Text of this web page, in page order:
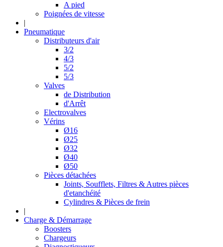
A pied
Poignées de vitesse
|
Pneumatique
Distributeurs d'air
3/2
4/3
5/2
5/3
Valves
de Distribution
d'Arrêt
Electrovalves
Vérins
Ø16
Ø25
Ø32
Ø40
Ø50
Pièces détachées
Joints, Soufflets, Filtres & Autres pièces
d'etanchéité
Cylindres & Pièces de frein
|
Charge & Démarrage
Boosters
Chargeurs